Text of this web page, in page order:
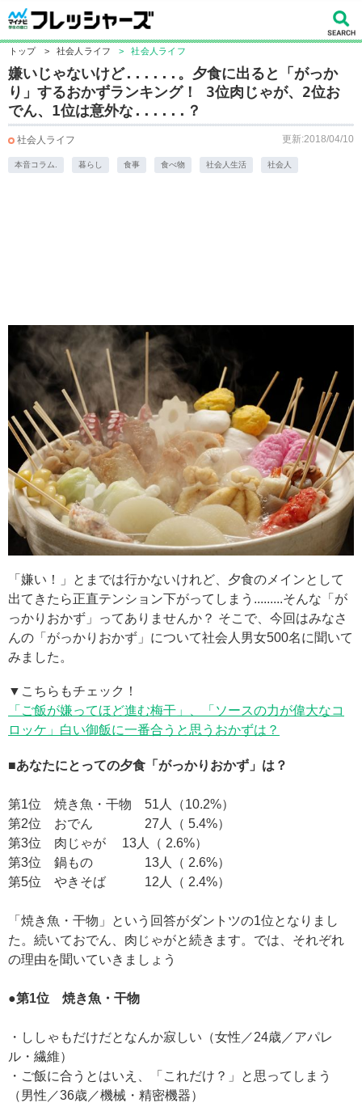
トップ > 社会人ライフ > 社会人ライフ
嫌いじゃないけど......。夕食に出ると「がっか
り」するおかずランキング！ 3位肉じゃが、2位お
でん、1位は意外な......？
社会人ライフ 更新:2018/04/10
本音コラム. 暮らし 食事 食べ物 社会人生活 社会人
「嫌い！」とまでは行かないけれど、夕食のメインとして
出てきたら正直テンション下がってしまう.........そんな「が
っかりおかず」ってありませんか？ そこで、今回はみなさ
んの「がっかりおかず」について社会人男女500名に聞いて
みました。
▼こちらもチェック！
「ご飯が嫌ってほど進む梅干」、「ソースの力が偉大なコ
ロッケ」白い御飯に一番合うと思うおかずは？
■あなたにとっての夕食「がっかりおかず」は？
第1位 焼き魚・干物 51人（10.2%）
第2位 おでん 27人（ 5.4%）
第3位 肉じゃが 13人（ 2.6%）
第3位 鍋もの 13人（ 2.6%）
第5位 やきそば 12人（ 2.4%）
「焼き魚・干物」という回答がダントツの1位となりまし
た。続いておでん、肉じゃがと続きます。では、それぞれ
の理由を聞いていきましょう
●第1位 焼き魚・干物
・ししゃもだけだとなんか寂しい（女性／24歳／アパレ
ル・繊維）
・ご飯に合うとはいえ、「これだけ？」と思ってしまう
（男性／36歳／機械・精密機器）